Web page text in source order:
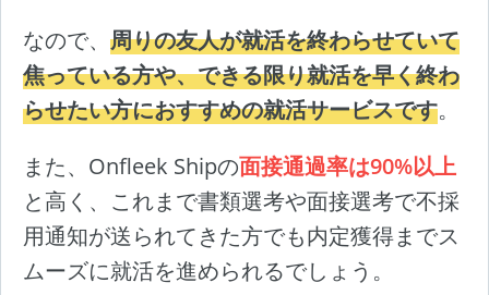
なので、 周りの友人が就活を終わらせていて
焦っている方や、できる限り就活を早く終わ
らせたい方におすすめの就活サービスです。
また、Onfleek Shipの面接通過率は90%以上
と高く、これまで書類選考や面接選考で不採
用通知が送られてきた方でも内定獲得までス
ムーズに就活を進められるでしょう。